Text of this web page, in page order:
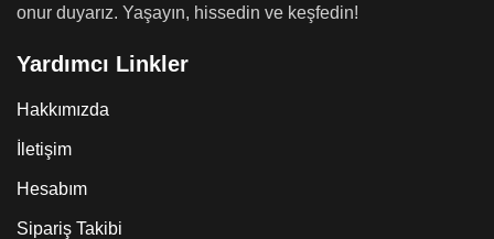
onur duyarız. Yaşayın, hissedin ve keşfedin!
Yardımcı Linkler
Hakkımızda
İletişim
Hesabım
Sipariş Takibi